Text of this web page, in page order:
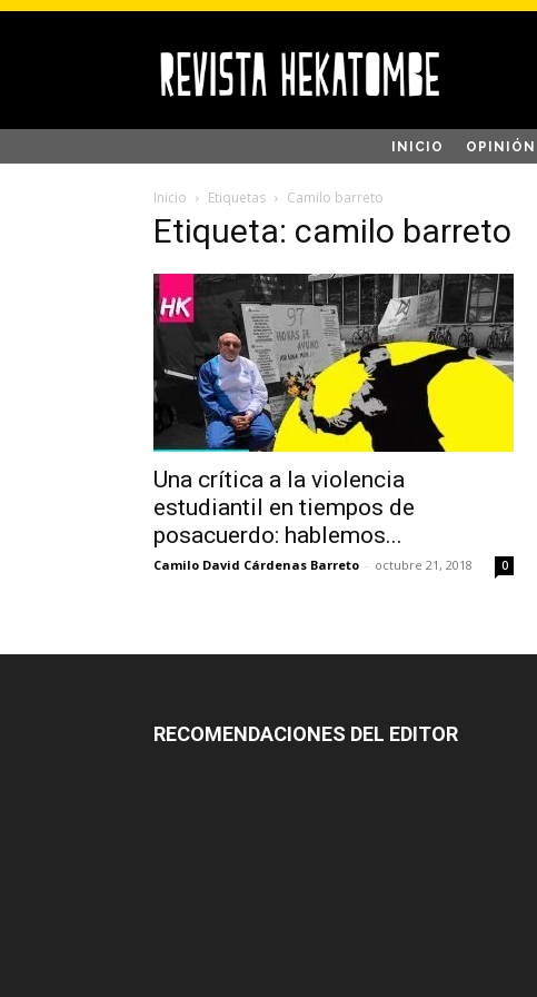
INICIO OPINIÓN
Inicio Etiquetas Camilo barreto
Etiqueta: camilo barreto
Una crítica a la violencia
estudiantil en tiempos de
posacuerdo: hablemos...
Camilo David Cárdenas Barreto - octubre 21, 2018 0
RECOMENDACIONES DEL EDITOR